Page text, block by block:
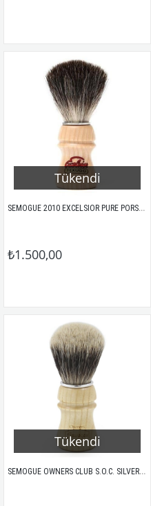
Tükendi
SEMOGUE 2010 EXCELSIOR PURE PORSUK TIRAŞ FIRÇASI
₺1.500,00
Tükendi
SEMOGUE OWNERS CLUB S.O.C. SILVERTIP 2 BAND PORSUK KILI TIRAŞ FIRÇASI AKÇAAĞAÇ SAP